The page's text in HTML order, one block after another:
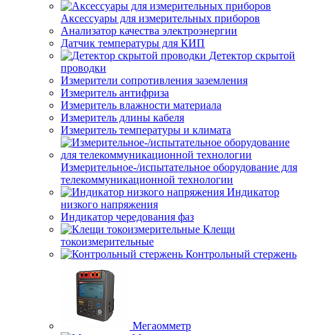
Аксессуары для измерительных приборов
Анализатор качества электроэнергии
Датчик температуры для КИП
Детектор скрытой
проводки
Измерители сопротивления заземления
Измеритель антифриза
Измеритель влажности материала
Измеритель длины кабеля
Измеритель температуры и климата
Измерительное-/испытательное оборудование для
телекоммуникационной технологии
Индикатор
низкого напряжения
Индикатор чередования фаз
Клещи
токоизмерительные
Контрольный стержень
Мегаомметр